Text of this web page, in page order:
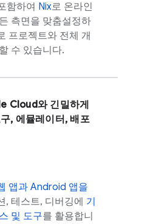
함하여 Nix로 온라인
측면을 맞춤설정하
프로젝트와 전체 개
수 있습니다.
Cloud와 긴밀하게
, 에뮬레이터, 배포
앱과 Android 앱을
, 테스트, 디버깅에 기
및 도구를 활용합니